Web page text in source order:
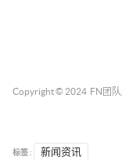
Copyright © 2024 FN团队
标签 : 新闻资讯